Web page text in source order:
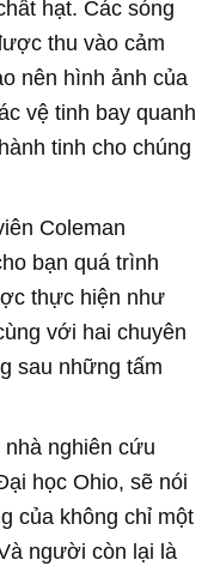
hạt. Các sóng
thu vào cảm
nên hình ảnh của
vệ tinh bay quanh
tinh cho chúng
Coleman
bạn quá trình
thực hiện như
với hai chuyên
sau những tấm
nghiên cứu
học Ohio, sẽ nói
của không chỉ một
người còn lại là